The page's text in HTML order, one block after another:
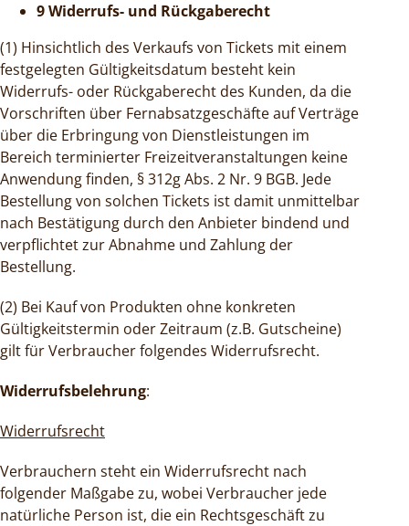
9 Widerrufs- und Rückgaberecht
(1) Hinsichtlich des Verkaufs von Tickets mit einem
festgelegten Gültigkeitsdatum besteht kein
Widerrufs- oder Rückgaberecht des Kunden, da die
Vorschriften über Fernabsatzgeschäfte auf Verträge
über die Erbringung von Dienstleistungen im
Bereich terminierter Freizeitveranstaltungen keine
Anwendung finden, § 312g Abs. 2 Nr. 9 BGB. Jede
Bestellung von solchen Tickets ist damit unmittelbar
nach Bestätigung durch den Anbieter bindend und
verpflichtet zur Abnahme und Zahlung der
Bestellung.
(2) Bei Kauf von Produkten ohne konkreten
Gültigkeitstermin oder Zeitraum (z.B. Gutscheine)
gilt für Verbraucher folgendes Widerrufsrecht.
Widerrufsbelehrung:
Widerrufsrecht
Verbrauchern steht ein Widerrufsrecht nach
folgender Maßgabe zu, wobei Verbraucher jede
natürliche Person ist, die ein Rechtsgeschäft zu